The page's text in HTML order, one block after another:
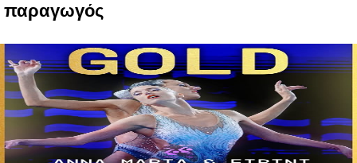
παραγωγός